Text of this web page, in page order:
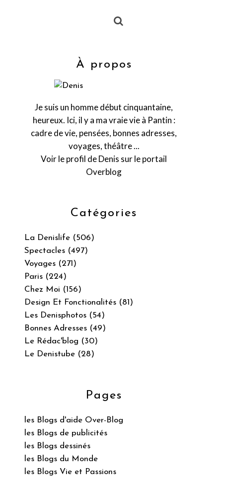
Catégories
La Denislife (506)
Spectacles (497)
Voyages (271)
Paris (224)
Chez Moi (156)
Design Et Fonctionalités (81)
Les Denisphotos (54)
Bonnes Adresses (49)
Le Rédac'blog (30)
Le Denistube (28)
Pages
les Blogs d'aide Over-Blog
les Blogs de publicités
les Blogs dessinés
les Blogs du Monde
les Blogs Vie et Passions
À propos
Je suis un homme début cinquantaine,
heureux. Ici, il y a ma vraie vie à Pantin :
cadre de vie, pensées, bonnes adresses,
voyages, théâtre ...
Voir le profil deDenis sur le portail
Overblog